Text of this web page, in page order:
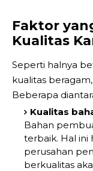
Faktor
Kualitas
Seperti halnya
kualitas
Beberapa
Kualitas
Bahan
terbaik. Hal ini
perusahan
berkualitas